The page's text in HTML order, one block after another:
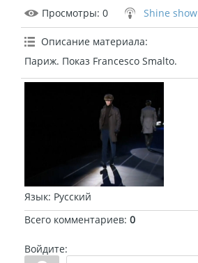
Просмотры: 0 Shine show
Описание материала:
Париж. Показ Francesco Smalto.
Язык: Русский
Всего комментариев: 0
Войдите: